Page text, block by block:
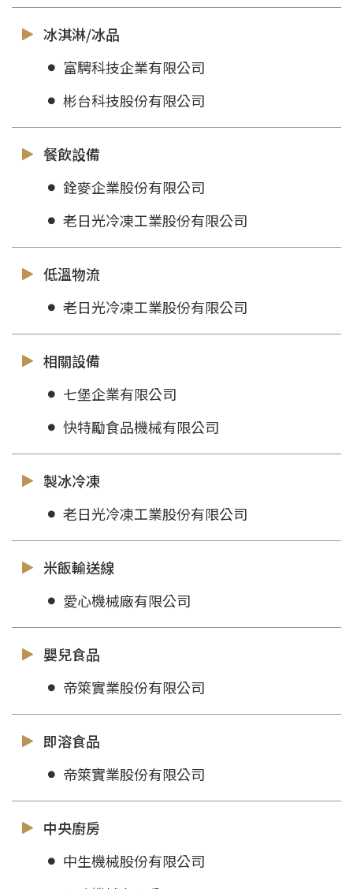
冰淇淋/冰品
富騁科技企業有限公司
彬台科技股份有限公司
餐飲設備
銓麥企業股份有限公司
老日光冷凍工業股份有限公司
低溫物流
老日光冷凍工業股份有限公司
相關設備
七堡企業有限公司
快特勵食品機械有限公司
製冰冷凍
老日光冷凍工業股份有限公司
米飯輸送線
愛心機械廠有限公司
嬰兒食品
帝箂實業股份有限公司
即溶食品
帝箂實業股份有限公司
中央廚房
中生機械股份有限公司